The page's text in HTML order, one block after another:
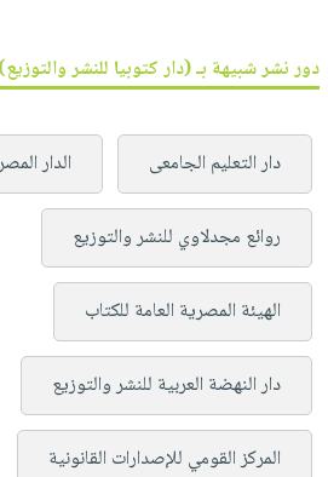
دور نشر شبيهة بـ (دار كتوبيا للنشر والتوزيع)
دار التعليم الجامعى الدار
روائع مجدلاوي للنشر والتوزيع
الهيئة المصرية العامة للكتاب
دار النهضة العربية للنشر والتوزيع
المركز القومي للإصدارات القانونية